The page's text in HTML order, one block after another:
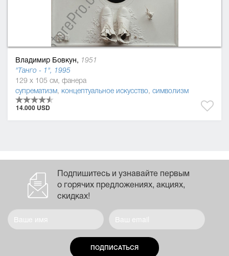
Владимир Бовкун, 1951
"Танго - 1", 1995
129 x 105 см, фанера
супрематизм, концептуальное искусство, символизм
14.000 USD
Подпишитесь и узнавайте первым
о горячих предложениях, акциях,
скидках!
ПОДПИСАТЬСЯ